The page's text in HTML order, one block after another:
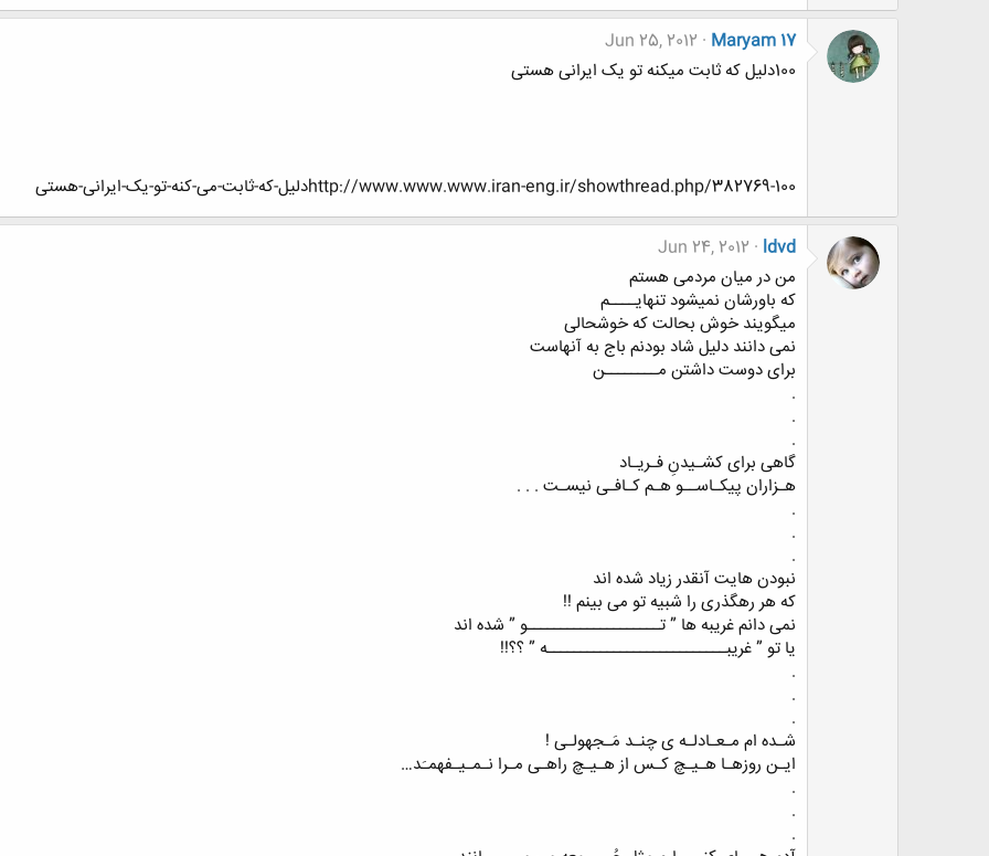
Maryam 17
Jun 25, 2012
100دلیل که ثابت میکنه تو یک ایرانی هستی
http://www.www.www.iran-eng.ir/showthread.php/382769-100دلیل-که-ثابت-می-کنه-تو-یک-ایرانی-هستی
ldvd
Jun 24, 2012
من در میان مردمی هستم
که باورشان نمیشود تنهایــــم
میگویند خوش بحالت که خوشحالی
نمی دانند دلیل شاد بودنم باج به آنهاست
برای دوست داشتن مــــــــن
.
.
.
گاهی برای کشـیدنِ فـریـاد
هـزاران پیکـاســو هـم کـافـی نیسـت . . .
.
.
.
نبودن هایت آنقدر زیاد شده اند
که هر رهگذری را شبیه تو می بینم !!
نمی دانم غریبه ها ” تــــــــــــــــــــو ” شده اند
یا تو ” غریبـــــــــــــــــــــــــــه ” ؟؟!!
.
.
.
شـده ام مـعـادلـه ی چنـد مَـجهولـی !
ایـن روزهـا هـیـچ کـس از هـیـچ راهـی مـرا نـمـیـفهمـَد…
.
.
.